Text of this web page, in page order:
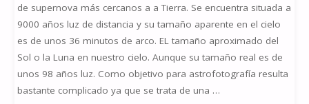
de supernova más cercanos a a Tierra. Se encuentra situada a
9000 años luz de distancia y su tamaño aparente en el cielo
es de unos 36 minutos de arco. EL tamaño aproximado del
Sol o la Luna en nuestro cielo. Aunque su tamaño real es de
unos 98 años luz. Como objetivo para astrofotografía resulta
bastante complicado ya que se trata de una …